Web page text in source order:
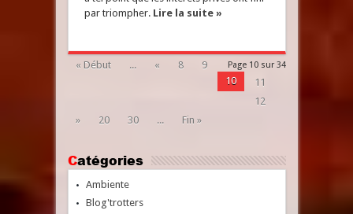
par triompher. Lire la suite »
Page 10 sur 34
« Début ... « 8
9
10
11
12
»
20 30 ... Fin »
Catégories
Ambiente
Blog'trotters